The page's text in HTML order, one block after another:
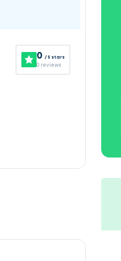
0 / 5 stars
0 reviews